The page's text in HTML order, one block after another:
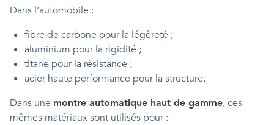
Dans l’automobile :
fibre de carbone pour la légèreté ;
aluminium pour la rigidité ;
titane pour la résistance ;
acier haute performance pour la structure.
Dans une montre automatique haut de gamme, ces
mêmes matériaux sont utilisés pour :